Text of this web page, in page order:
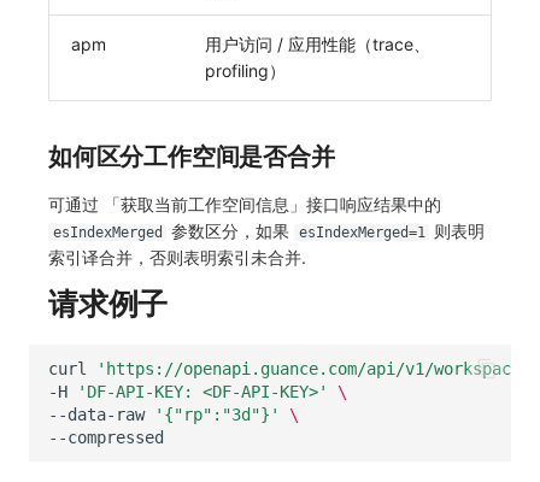
apm
用户访问 / 应用性能（trace、
profiling）
如何区分工作空间是否合并
可通过 「获取当前工作空间信息」接口响应结果中的
esIndexMerged 参数区分，如果 esIndexMerged=1
则表明
索引译合并，否则表明索引未合并.
请求例子
curl
'https://openapi.guance.com/api/v1/workspace/
-H
'DF-API-KEY: <DF-API-KEY>'
\
--data-raw
'{"rp":"3d"}'
\
--compressed